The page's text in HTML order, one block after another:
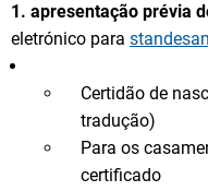
1. apresentação prévia
eletrónico para
Certidão de
tradução)
Para os
certificado